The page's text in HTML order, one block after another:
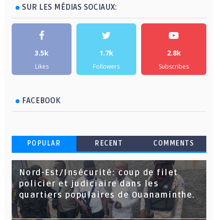
SUR LES MÉDIAS SOCIAUX:
3.5k
Likes
1.7k
Followers
2.8k
Subscribes
FACEBOOK
POPULAR RECENT COMMENTS
Nord-Est/Insécurité: coup de filet
policier et judiciaire dans les
quartiers populaires de Ouanaminthe.